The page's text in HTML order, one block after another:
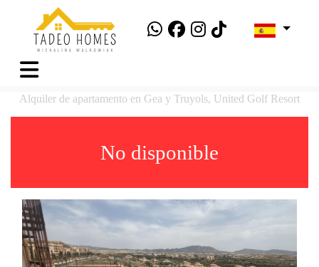
Alquiler de apartamento en Gea y Truyols, United Golf Resort
No disponible